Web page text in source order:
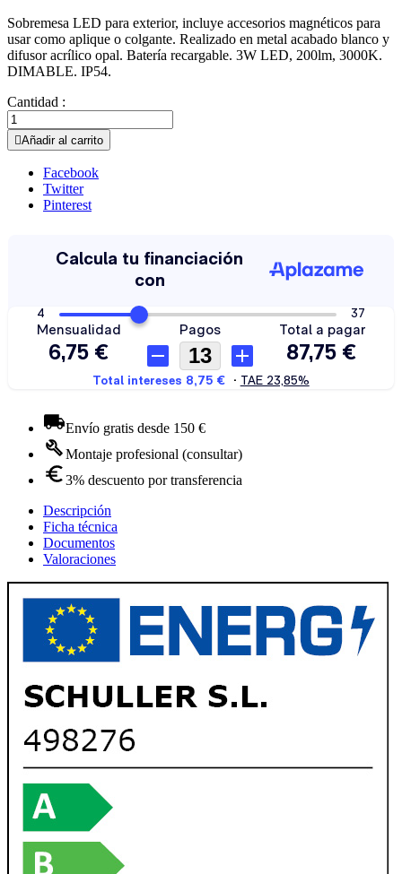
Sobremesa LED para exterior, incluye accesorios magnéticos para
usar como aplique o colgante. Realizado en metal acabado blanco y
difusor acrílico opal. Batería recargable. 3W LED, 200lm, 3000K.
DIMABLE. IP54.
Cantidad :
Añadir al carrito
Facebook
Twitter
Pinterest
Envío gratis desde 150 €
Montaje profesional (consultar)
3% descuento por transferencia
Descripción
Ficha técnica
Documentos
Valoraciones